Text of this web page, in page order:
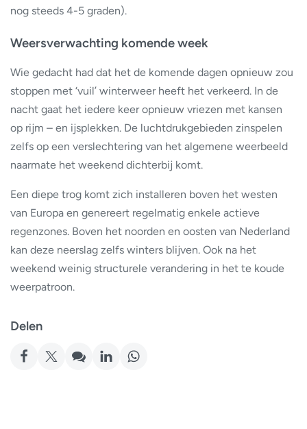
nog steeds 4-5 graden).
Weersverwachting komende week
Wie gedacht had dat het de komende dagen opnieuw zou
stoppen met ‘vuil’ winterweer heeft het verkeerd. In de
nacht gaat het iedere keer opnieuw vriezen met kansen
op rijm – en ijsplekken. De luchtdrukgebieden zinspelen
zelfs op een verslechtering van het algemene weerbeeld
naarmate het weekend dichterbij komt.
Een diepe trog komt zich installeren boven het westen
van Europa en genereert regelmatig enkele actieve
regenzones. Boven het noorden en oosten van Nederland
kan deze neerslag zelfs winters blijven. Ook na het
weekend weinig structurele verandering in het te koude
weerpatroon.
Delen